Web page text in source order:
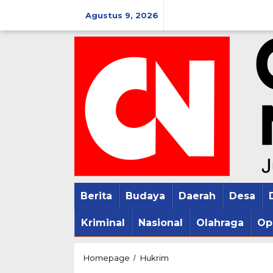
konten
Agustus 9, 2026
Berita Budaya Daerah Desa
Kriminal Nasional Olahraga
Homepage / Hukrim